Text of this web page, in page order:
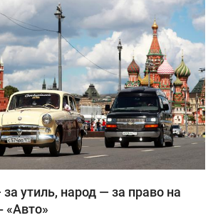
утиль, народ — за право на
«Авто»